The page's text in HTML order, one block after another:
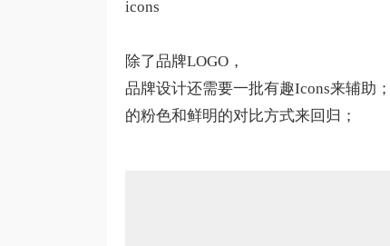
icons
除了品牌LOGO，
品牌设计还需要一批有趣Icons来辅助
的粉色和鲜明的对比方式来回归；